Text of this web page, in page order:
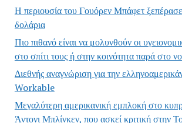
Η περιουσία του Γουόρεν Μπάφετ
δολάρια
Πιο πιθανό είναι να μολυνθούν οι
στο σπίτι τους ή στην κοινότητα παρά στο
Διεθνής αναγνώριση για την
Workable
Μεγαλύτερη αμερικανική εμπλοκή στο
Άντονι Μπλίνκεν, που ασκεί κριτική στην